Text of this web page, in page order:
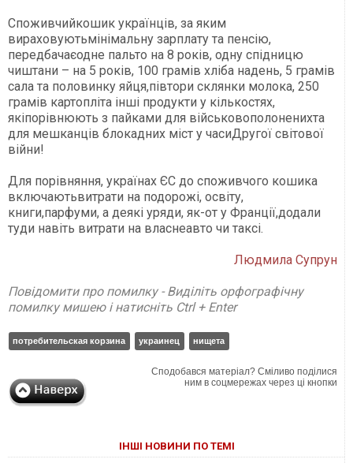
Споживчийкошик українців, за яким
вираховуютьмінімальну зарплату та пенсію,
передбачаєодне пальто на 8 років, одну спідницю
чиштани – на 5 років, 100 грамів хліба надень, 5 грамів
сала та половинку яйця,півтори склянки молока, 250
грамів картопліта інші продукти у кількостях,
якіпорівнюють з пайками для військовополоненихта
для мешканців блокадних міст у часиДругої світової
війни!
Для порівняння, українах ЄС до споживчого кошика
включаютьвитрати на подорожі, освіту,
книги,парфуми, а деякі уряди, як-от у Франції,додали
туди навіть витрати на власнеавто чи таксі.
Людмила Супрун
Повідомити про помилку - Виділіть орфографічну
помилку мишею і натисніть Ctrl + Enter
потребительская корзина украинец нищета
Сподобався матеріал? Сміливо поділися
ним в соцмережах через ці кнопки
ІНШІ НОВИНИ ПО ТЕМІ